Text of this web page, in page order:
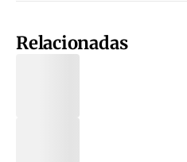
Relacionadas